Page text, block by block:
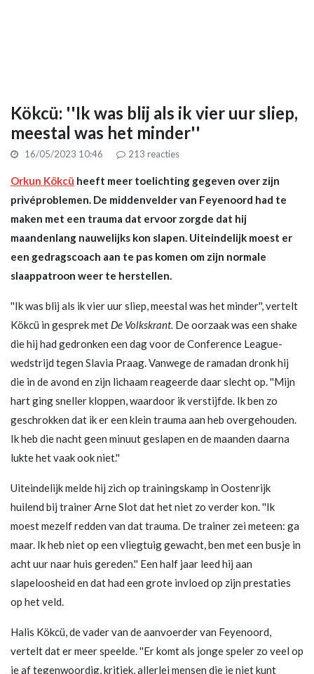
Kökcü: ''Ik was blij als ik vier uur sliep,
meestal was het minder''
16/05/2023 10:46 213 reacties
Orkun Kökcü heeft meer toelichting gegeven over zijn
privéproblemen. De middenvelder van Feyenoord had te
maken met een trauma dat ervoor zorgde dat hij
maandenlang nauwelijks kon slapen. Uiteindelijk moest er
een gedragscoach aan te pas komen om zijn normale
slaappatroon weer te herstellen.
''Ik was blij als ik vier uur sliep, meestal was het minder'', vertelt
Kökcü in gesprek met De Volkskrant. De oorzaak was een shake
die hij had gedronken een dag voor de Conference League-
wedstrijd tegen Slavia Praag. Vanwege de ramadan dronk hij
die in de avond en zijn lichaam reageerde daar slecht op. ''Mijn
hart ging sneller kloppen, waardoor ik verstijfde. Ik ben zo
geschrokken dat ik er een klein trauma aan heb overgehouden.
Ik heb die nacht geen minuut geslapen en de maanden daarna
lukte het vaak ook niet.''
Uiteindelijk melde hij zich op trainingskamp in Oostenrijk
huilend bij trainer Arne Slot dat het niet zo verder kon. ''Ik
moest mezelf redden van dat trauma. De trainer zei meteen: ga
maar. Ik heb niet op een vliegtuig gewacht, ben met een busje in
acht uur naar huis gereden.'' Een half jaar leed hij aan
slapeloosheid en dat had een grote invloed op zijn prestaties
op het veld.
Halis Kökcü, de vader van de aanvoerder van Feyenoord,
vertelt dat er meer speelde. ''Er komt als jonge speler zo veel op
je af tegenwoordig, kritiek, allerlei mensen die je niet kunt